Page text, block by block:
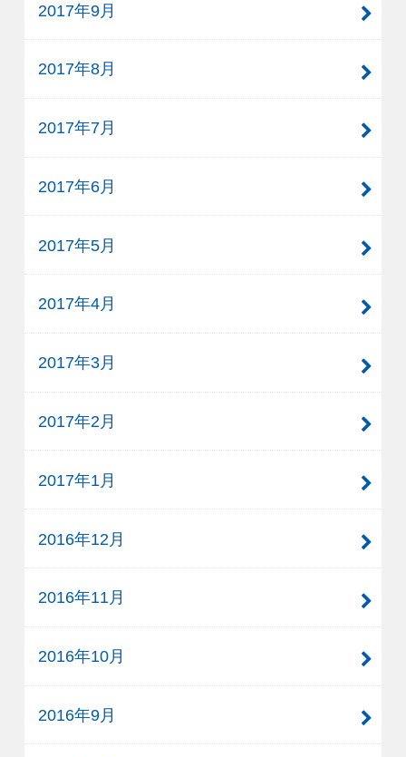
2017年9月
2017年8月
2017年7月
2017年6月
2017年5月
2017年4月
2017年3月
2017年2月
2017年1月
2016年12月
2016年11月
2016年10月
2016年9月